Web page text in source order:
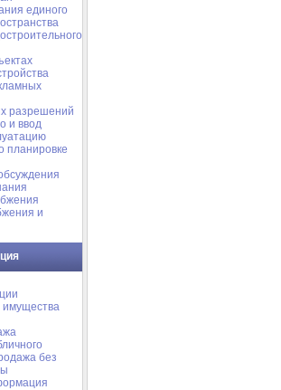
единого
разрешений
и ввод
планировке
и
имущества
без